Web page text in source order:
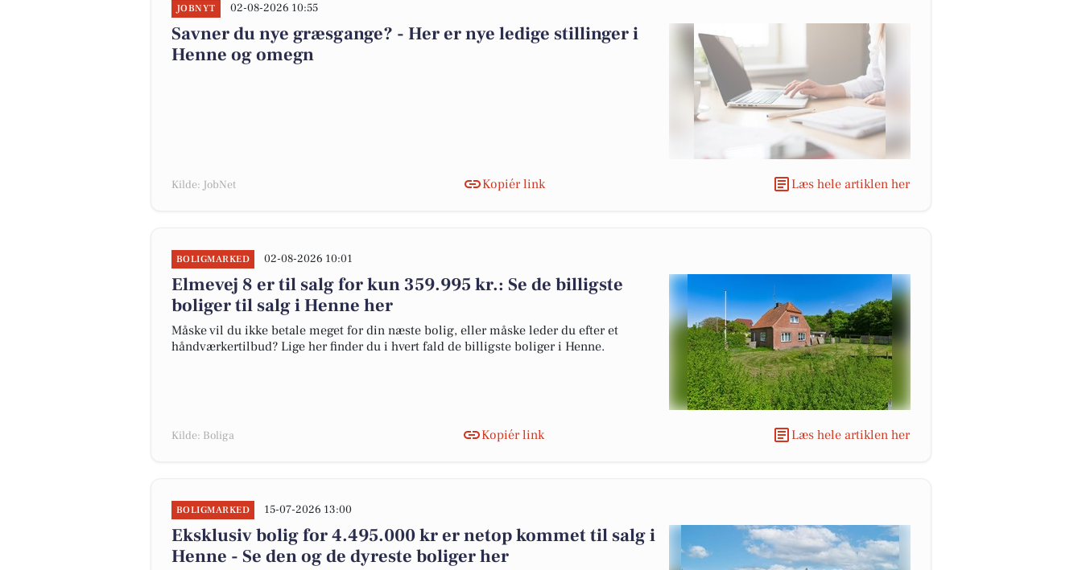
JOBNYT 02-08-2026 10:55
Savner du nye græsgange? - Her er nye ledige stillinger i
Henne og omegn
Kilde: JobNet Kopiér link Læs hele artiklen her
BOLIGMARKED 02-08-2026 10:01
Elmevej 8 er til salg for kun 359.995 kr.: Se de billigste
boliger til salg i Henne her
Måske vil du ikke betale meget for din næste bolig, eller måske leder du efter et
håndværkertilbud? Lige her finder du i hvert fald de billigste boliger i Henne.
Kilde: Boliga Kopiér link Læs hele artiklen her
BOLIGMARKED 15-07-2026 13:00
Eksklusiv bolig for 4.495.000 kr er netop kommet til salg i
Henne - Se den og de dyreste boliger her